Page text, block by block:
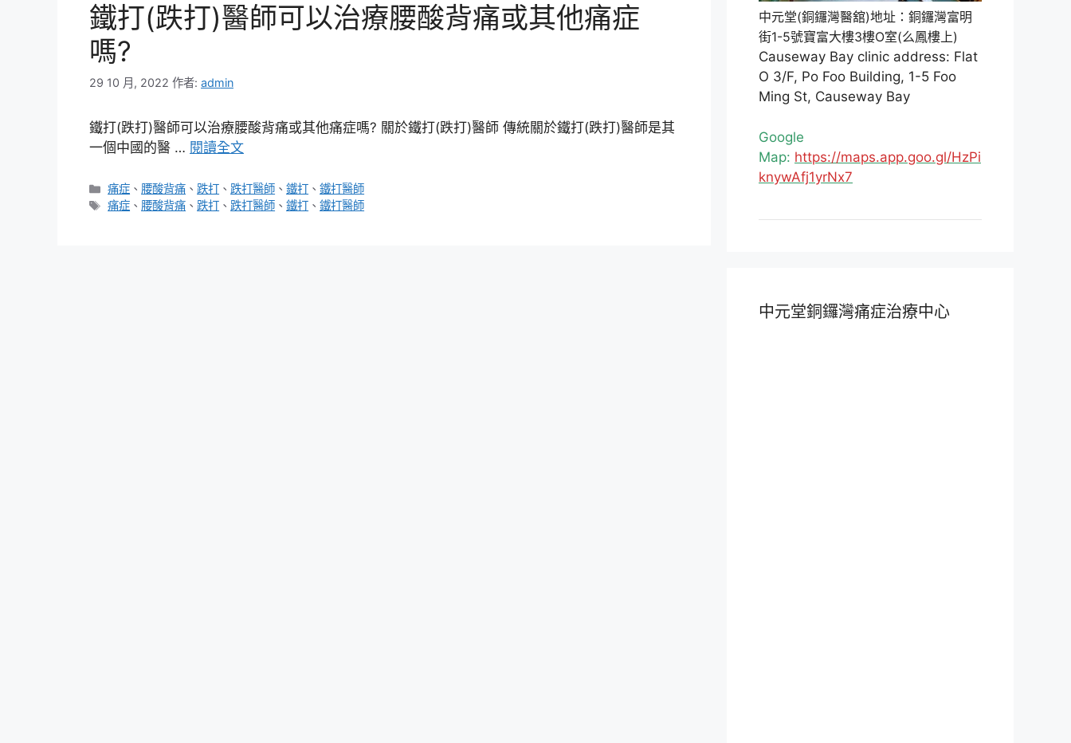
鐵打(跌打)醫師可以治療腰酸背痛或其他痛症
嗎?
29 10 月, 2022 作者: admin
鐵打(跌打)醫師可以治療腰酸背痛或其他痛症嗎? 關於鐵打(跌打)醫師 傳統關於鐵打(跌打)醫師是其
一個中國的醫 … 閱讀全文
分
類
痛症 、腰酸背痛 、跌打 、跌打醫師 、鐵打 、鐵打醫師
標
痛症 、腰酸背痛 、跌打 、跌打醫師 、鐵打 、鐵打醫師
中元堂(銅鑼灣醫舘)地址：銅鑼灣富明
街1-5號寶富大樓3樓O室(么鳳樓上)
Causeway Bay clinic address: Flat
O 3/F, Po Foo Building, 1-5 Foo
Ming St, Causeway Bay
Google
Map: https://maps.app.goo.gl/HzPi
knywAfj1yrNx7
中元堂銅鑼灣痛症治療中心